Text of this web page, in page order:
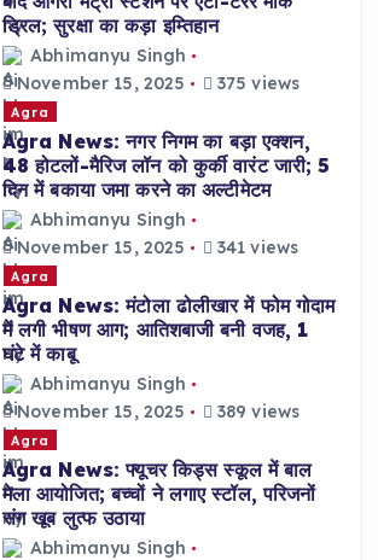
ड्रिल; सुरक्षा का कड़ा इम्तिहान
Abhimanyu Singh
November 15, 2025
375 views
Agra
Agra News: नगर निगम का बड़ा एक्शन,
48 होटलों-मैरिज लॉन को कुर्की वारंट जारी; 5
दिन में बकाया जमा करने का अल्टीमेटम
Abhimanyu Singh
November 15, 2025
341 views
Agra
Agra News: मंटोला ढोलीखार में फोम गोदाम
में लगी भीषण आग; आतिशबाजी बनी वजह, 1
घंटे में काबू
Abhimanyu Singh
November 15, 2025
389 views
Agra
Agra News: फ्यूचर किड्स स्कूल में बाल
मेला आयोजित; बच्चों ने लगाए स्टॉल, परिजनों
संग खूब लुत्फ उठाया
Abhimanyu Singh